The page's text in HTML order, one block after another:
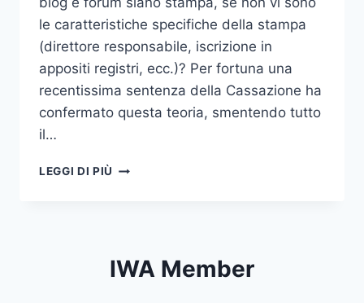
le caratteristiche specifiche della stampa
(direttore responsabile, iscrizione in
appositi registri, ecc.)? Per fortuna una
recentissima sentenza della Cassazione ha
confermato questa teoria, smentendo tutto
il…
LEGGI DI PIÙ BLOG
IWA Member